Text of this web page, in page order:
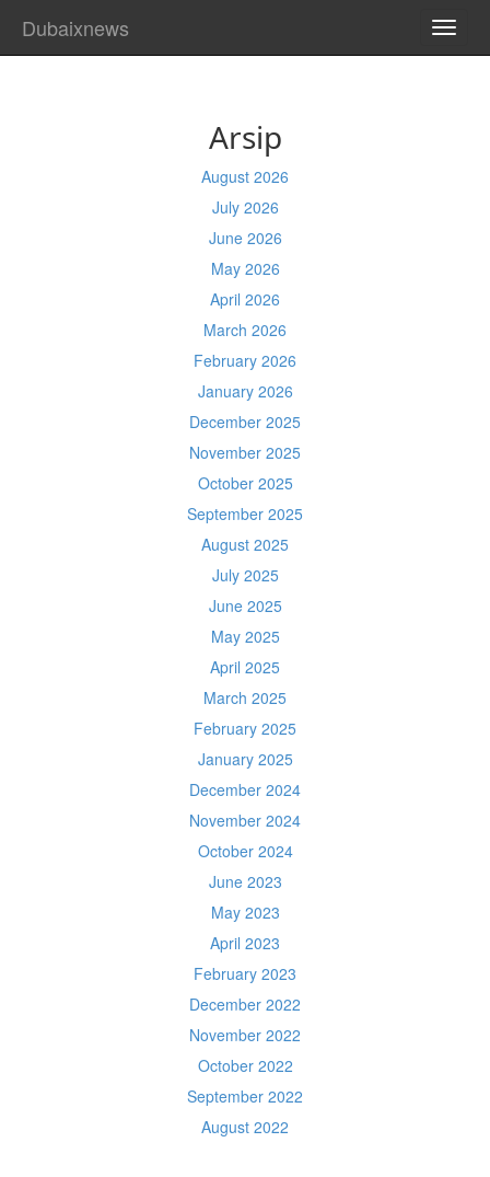
Dubaixnews
Arsip
August 2026
July 2026
June 2026
May 2026
April 2026
March 2026
February 2026
January 2026
December 2025
November 2025
October 2025
September 2025
August 2025
July 2025
June 2025
May 2025
April 2025
March 2025
February 2025
January 2025
December 2024
November 2024
October 2024
June 2023
May 2023
April 2023
February 2023
December 2022
November 2022
October 2022
September 2022
August 2022